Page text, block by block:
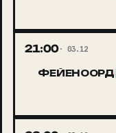
21:00 03.12
ФЕЙЕНООРД